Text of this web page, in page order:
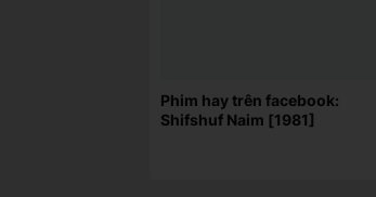
Phim hay trên facebook:
Shifshuf Naim [1981]